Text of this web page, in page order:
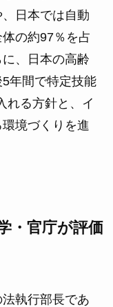
日本では自動
の約97％を占
、日本の高齢
年間で特定技能
れる方針と、イ
境づくりを進
・官庁が評価
執行部長であ